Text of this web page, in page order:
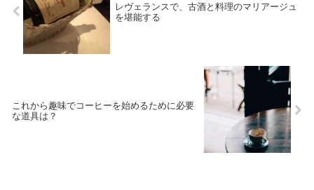
レヴェランスで、古酒と料理のマリアージュ
を堪能する
これから趣味でコーヒーを始めるために必要
な道具は？